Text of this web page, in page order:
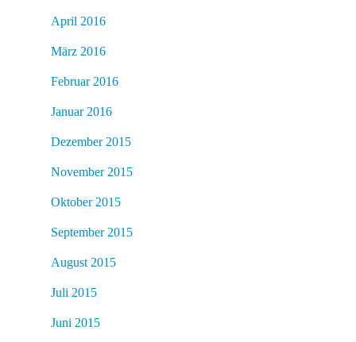
April 2016
März 2016
Februar 2016
Januar 2016
Dezember 2015
November 2015
Oktober 2015
September 2015
August 2015
Juli 2015
Juni 2015